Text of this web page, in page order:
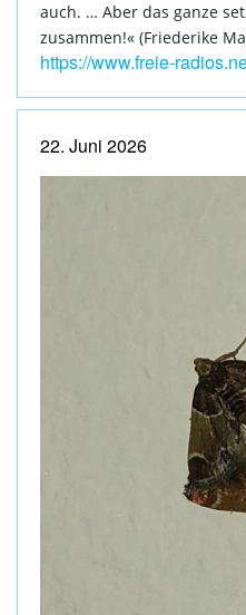
auch. … Aber das ganze
zusammen!« (Friederike
https://www.freie-
22. Juni 2026